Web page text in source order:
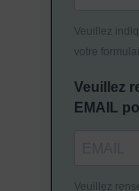
Veuillez
votre
Veuillez
EMAIL
Veuillez